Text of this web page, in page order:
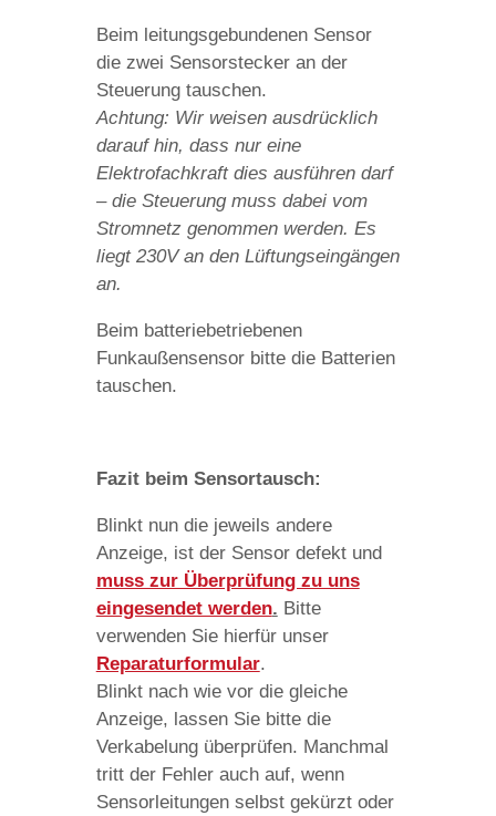
Beim leitungsgebundenen Sensor
die zwei Sensorstecker an der
Steuerung tauschen.
Achtung: Wir weisen ausdrücklich
darauf hin, dass nur eine
Elektrofachkraft dies ausführen darf
– die Steuerung muss dabei vom
Stromnetz genommen werden. Es
liegt 230V an den Lüftungseingängen
an.
Beim batteriebetriebenen
Funkaußensensor bitte die Batterien
tauschen.
Fazit beim Sensortausch:
Blinkt nun die jeweils andere
Anzeige, ist der Sensor defekt und
muss zur Überprüfung zu uns
eingesendet werden. Bitte
verwenden Sie hierfür unser
Reparaturformular.
Blinkt nach wie vor die gleiche
Anzeige, lassen Sie bitte die
Verkabelung überprüfen. Manchmal
tritt der Fehler auch auf, wenn
Sensorleitungen selbst gekürzt oder